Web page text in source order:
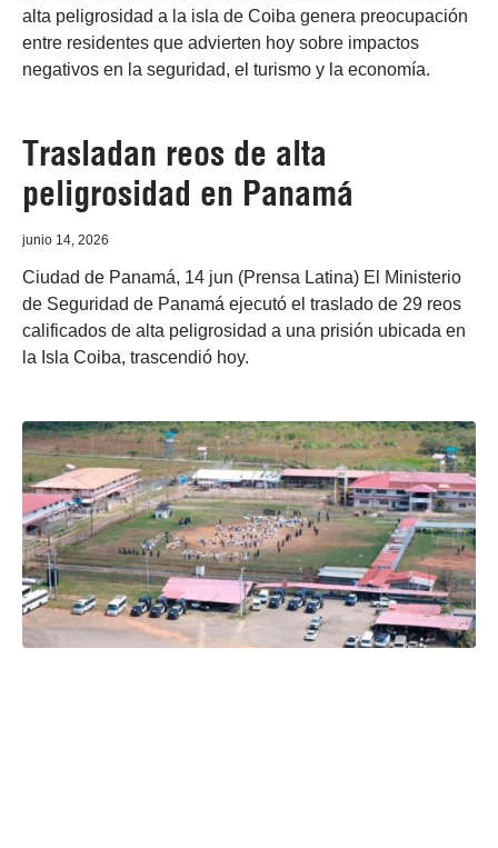
alta peligrosidad a la isla de Coiba genera preocupación
entre residentes que advierten hoy sobre impactos
negativos en la seguridad, el turismo y la economía.
Trasladan reos de alta
peligrosidad en Panamá
junio 14, 2026
Ciudad de Panamá, 14 jun (Prensa Latina) El Ministerio
de Seguridad de Panamá ejecutó el traslado de 29 reos
calificados de alta peligrosidad a una prisión ubicada en
la Isla Coiba, trascendió hoy.